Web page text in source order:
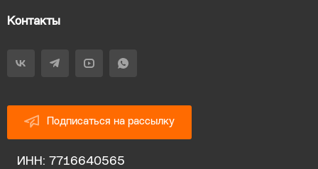
Контакты
Подписаться на рассылку
ИНН: 7716640565